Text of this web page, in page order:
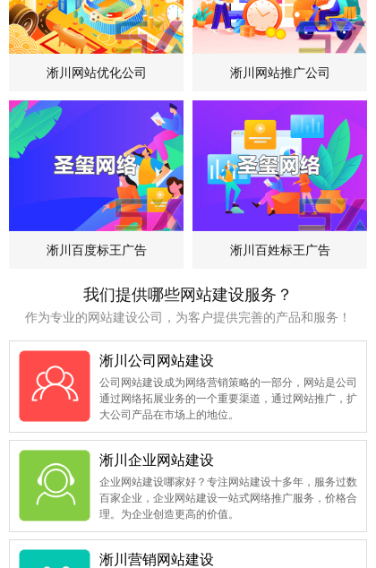
淅川网站优化公司 淅川网站推广公司
淅川百度标王广告 淅川百姓标王广告
我们提供哪些网站建设服务？
作为专业的网站建设公司，为客户提供完善的产品和服务！
淅川公司网站建设
公司网站建设成为网络营销策略的一部分，网站是公司
通过网络拓展业务的一个重要渠道，通过网站推广，扩
大公司产品在市场上的地位。
淅川企业网站建设
企业网站建设哪家好？专注网站建设十多年，服务过数
百家企业，企业网站建设一站式网络推广服务，价格合
理。为企业创造更高的价值。
淅川营销网站建设